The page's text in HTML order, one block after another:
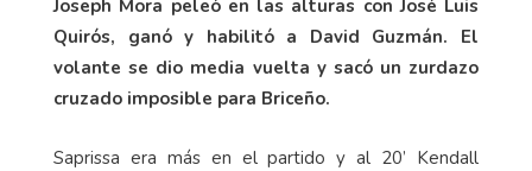
Joseph Mora peleó en las alturas con José Luis
Quirós, ganó y habilitó a David Guzmán. El
volante se dio media vuelta y sacó un zurdazo
cruzado imposible para Briceño.
Saprissa era más en el partido y al 20’ Kendall